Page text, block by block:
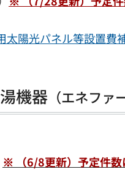
太陽光パネル等設置費
機器 （エネフ
※ （6/8更新）予定件数